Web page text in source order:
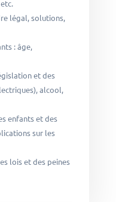
légal, solutions,
: âge,
et des
alcool,
enfants et des
sur les
lois et des peines